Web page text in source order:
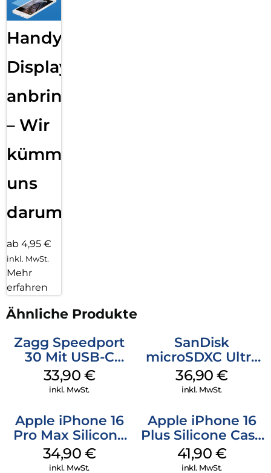
Handy
Displayfolie
anbringen
– Wir
kümmern
uns
darum!
ab 4,95 €
inkl. MwSt.
Mehr
erfahren
Ähnliche Produkte
Zagg Speedport
30 Mit USB-C
Kabel Weiß
33,90 €
inkl. MwSt.
SanDisk
microSDXC Ultra
128 GB + Adapter
Mobile
36,90€
inkl. MwSt.
Apple iPhone 16
Pro Max Silicone
Case MagSafe
Denim
34,90 €
inkl. MwSt.
Apple iPhone 16
Plus Silicone Case
MagSafe Stone
Gray
41,90 €
inkl. MwSt.